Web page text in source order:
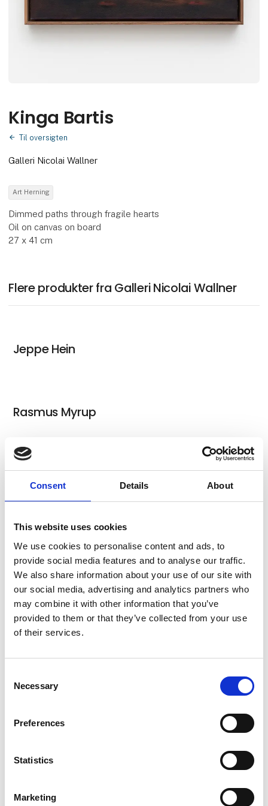
Consent Details About
This website uses cookies
We use cookies to personalise content and ads, to
provide social media features and to analyse our traffic.
We also share information about your use of our site with
our social media, advertising and analytics partners who
may combine it with other information that you’ve
provided to them or that they’ve collected from your use
of their services.
Selection
Necessary
Preferences
Statistics
Marketing
Kinga Bartis
Til oversigten
Galleri Nicolai Wallner
Art Herning
Dimmed paths through fragile hearts
Oil on canvas on board
27 x 41 cm
Flere produkter fra Galleri Nicolai Wallner
Jeppe Hein
Rasmus Myrup
Clara Gesang-Gottowt
Galleri Nicolai Wallner